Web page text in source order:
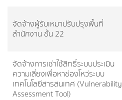
จัดจ้างผู้รับเหมาปรับปรุงพื้นที่
สำนักงาน ชั้น 22
จัดจ้างการเช่าใช้สิทธิ์ระบบประเมิน
ความเสี่ยงเพื่อหาช่องโหว่ระบบ
เทคโนโลยีสารสนเทศ (Vulnerability
Assessment Tool)